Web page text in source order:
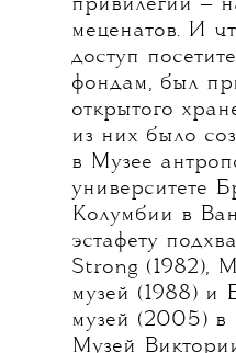
привилегий —
меценатов. И
доступ
фондам, был
открытого
из них было
в Музее
университете
Колумбии в
эстафету
Strong (1982),
музей (1988) и
музей (2005)
Музей